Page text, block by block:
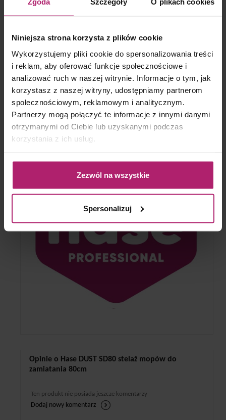
Niniejsza strona korzysta z plików cookie
Wykorzystujemy pliki cookie do spersonalizowania treści
i reklam, aby oferować funkcje społecznościowe i
analizować ruch w naszej witrynie. Informacje o tym, jak
korzystasz z naszej witryny, udostępniamy partnerom
społecznościowym, reklamowym i analitycznym.
Partnerzy mogą połączyć te informacje z innymi danymi
otrzymanymi od Ciebie lub uzyskanymi podczas
korzystania z ich usług.
Zezwól na wszystkie
Spersonalizuj
Telefon: 726 770 661
Email: biuro@czystysklep.pl
Opinie o Hase DUST SD80 stelaż mopów do
zamiatania 80cm
Ten produkt nie posiada jeszcze komentarzy
Dodaj nowy komentarz